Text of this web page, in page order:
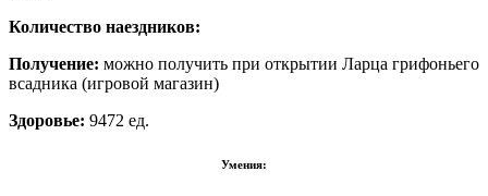
Количество наездников:
Получение: можно получить при открытии Ларца грифоньего
всадника (игровой магазин)
Здоровье: 9472 ед.
Умения: